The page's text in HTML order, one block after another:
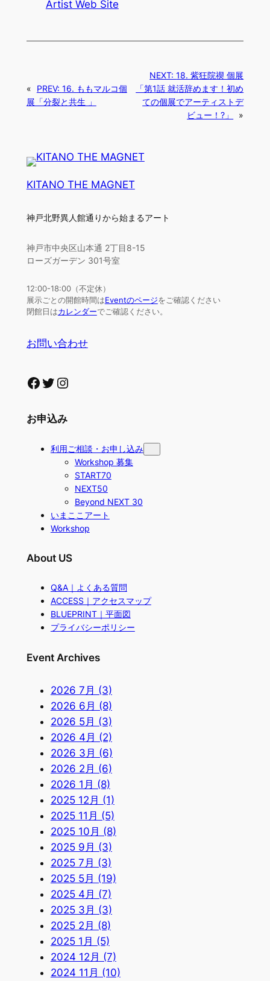
Artist Web Site
« PREV: 16. ももマルコ個
展「分裂と共生 」
NEXT:18. 紫狂院禊 個展
「第1話 就活辞めます！初め
ての個展でアーティストデ
ビュー！?」
»
KITANO THE MAGNET
神戸北野異人館通りから始まるアート
神戸市中央区山本通 2丁目8-15
ローズガーデン 301号室
12:00-18:00（不定休）
展示ごとの開館時間はEventのページをご確認ください
閉館日はカレンダーでご確認ください。
お問い合わせ
Facebook Twitter Instagram
お申込み
利用ご相談・お申し込み
Workshop 募集
START70
NEXT50
Beyond NEXT 30
いまここアート
Workshop
About US
Q&A｜よくある質問
ACCESS｜アクセスマップ
BLUEPRINT｜平面図
プライバシーポリシー
Event Archives
2026 7月 (3)
2026 6月 (8)
2026 5月 (3)
2026 4月 (2)
2026 3月 (6)
2026 2月 (6)
2026 1月 (8)
2025 12月 (1)
2025 11月 (5)
2025 10月 (8)
2025 9月 (3)
2025 7月 (3)
2025 5月 (19)
2025 4月 (7)
2025 3月 (3)
2025 2月 (8)
2025 1月 (5)
2024 12月 (7)
2024 11月 (10)